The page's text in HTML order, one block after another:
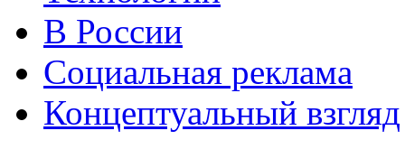
В России
Социальная реклама
Концептуальный взгляд